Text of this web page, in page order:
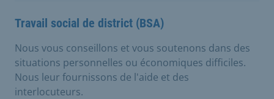
Travail social de district (BSA)
Nous vous conseillons et vous soutenons dans des
situations personnelles ou économiques difficiles.
Nous leur fournissons de l'aide et des
interlocuteurs.